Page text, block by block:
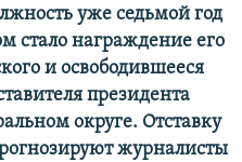
уже седьмой год
стало награждение его
и освободившееся
президента
округе. Отставку
журналисты